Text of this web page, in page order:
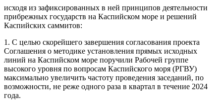
исходя из зафиксированных в ней принципов деятельности
прибрежных государств на Каспийском море и решений
Каспийских саммитов:
1. С целью скорейшего завершения согласования проекта
Соглашения о методике установления прямых исходных
линий на Каспийском море поручили Рабочей группе
высокого уровня по вопросам Каспийского моря (РГВУ)
максимально увеличить частоту проведения заседаний, по
возможности, не реже одного раза в квартал в течение 2024
года.